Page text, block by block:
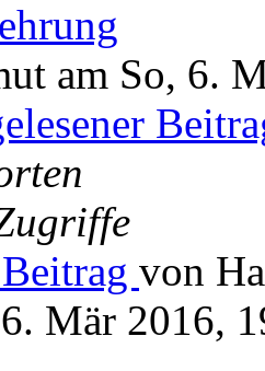
am So, 6.
von
Mär 2016,